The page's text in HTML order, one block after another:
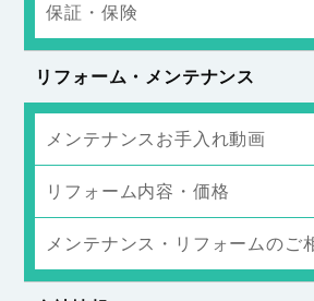
保証・保険
リフォーム・メンテナンス
メンテナンスお手入れ動画
リフォーム内容・価格
メンテナンス・リフォームのご